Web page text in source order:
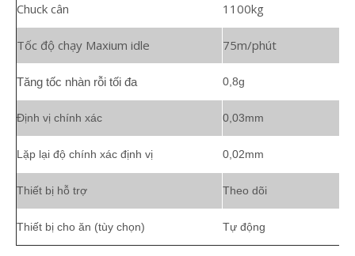
Chuck cân 1100kg
Tốc độ chạy Maxium idle 75m/phút
Tăng tốc nhàn rỗi tối đa 0,8g
Định vị chính xác 0,03mm
Lặp lại độ chính xác định vị 0,02mm
Thiết bị hỗ trợ Theo dõi
Thiết bị cho ăn (tùy chọn) Tự động